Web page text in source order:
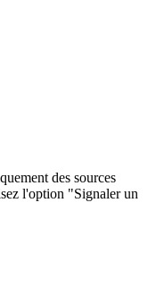
des sources
l'option "Signaler un